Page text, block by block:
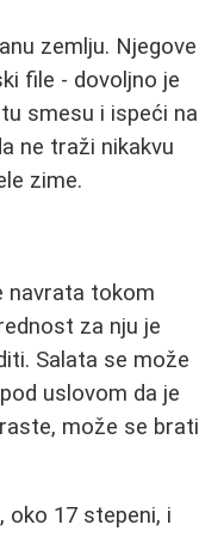
zemlju. Njegove
file - dovoljno je
smesu i ispeći na
ne traži nikakvu
zime.
navrata tokom
za nju je
Salata se može
uslovom da je
može se brati
oko 17 stepeni, i